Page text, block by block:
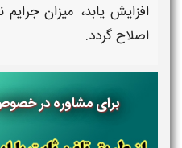
افزایش یابد، میزانجرایم
اصلاحگردد.
برای مشاوره در